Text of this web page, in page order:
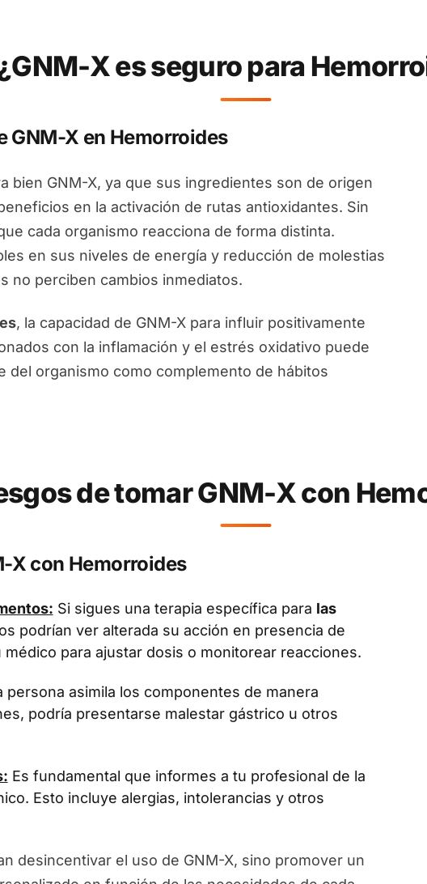
X es seguro para
GNM-X en Hemorroides
bien GNM-X, ya que sus ingredientes son de origen
en la activación de rutas antioxidantes. Sin
cada organismo reacciona de forma distinta.
en sus niveles de energía y reducción de molestias
no perciben cambios inmediatos.
, la capacidad de GNM-X para influir positivamente
con la inflamación y el estrés oxidativo puede
del organismo como complemento de hábitos
de tomar GNM-X con
X con Hemorroides
Si sigues una terapia específica para las
podrían ver alterada su acción en presencia de
médico para ajustar dosis o monitorear reacciones.
persona asimila los componentes de manera
podría presentarse malestar gástrico u otros
Es fundamental que informes a tu profesional de la
Esto incluye alergias, intolerancias y otros
desincentivar el uso de GNM-X, sino promover un